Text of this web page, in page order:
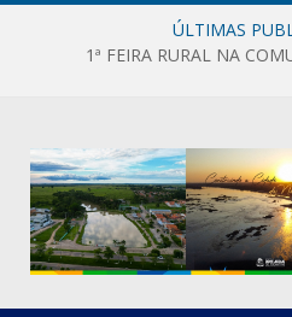
ÚLTIMAS
1ª FEIRA RURAL NA